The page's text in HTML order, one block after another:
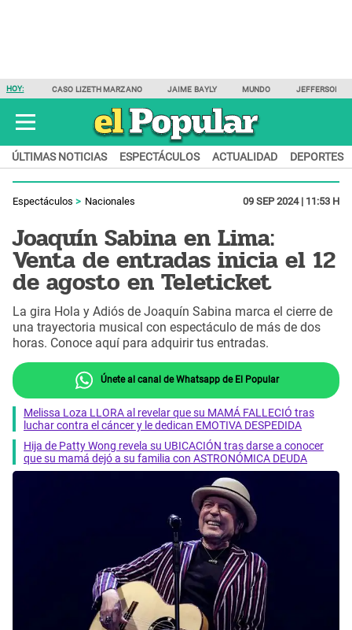
HOY: CASO LIZETH MARZANO JAIME BAYLY MUNDO JEFFERSON
ÚLTIMAS NOTICIAS ESPECTÁCULOS ACTUALIDAD DEPORTES
Espectáculos Nacionales 09 SEP 2024 | 11:53 H
Joaquín Sabina en Lima:
Venta de entradas inicia el 12
de agosto en Teleticket
La gira Hola y Adiós de Joaquín Sabina marca el cierre de
una trayectoria musical con espectáculo de más de dos
horas. Conoce aquí para adquirir tus entradas.
Únete al canal de Whatsapp de El Popular
Melissa Loza LLORA al revelar que su MAMÁ FALLECIÓ tras
luchar contra el cáncer y le dedican EMOTIVA DESPEDIDA
Hija de Patty Wong revela su UBICACIÓN tras darse a conocer
que su mamá dejó a su familia con ASTRONÓMICA DEUDA